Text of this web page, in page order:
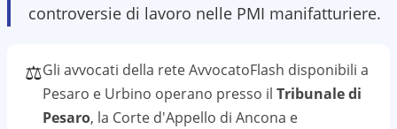
controversie di lavoro nelle PMI manifatturiere.
⚖️Gli avvocati della rete AvvocatoFlash disponibili a
Pesaro e Urbino operano presso il Tribunale di
Pesaro, la Corte d'Appello di Ancona e